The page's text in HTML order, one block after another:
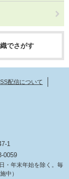
でさがす
配信について
1
0059
・年末年始を除く。毎
中）